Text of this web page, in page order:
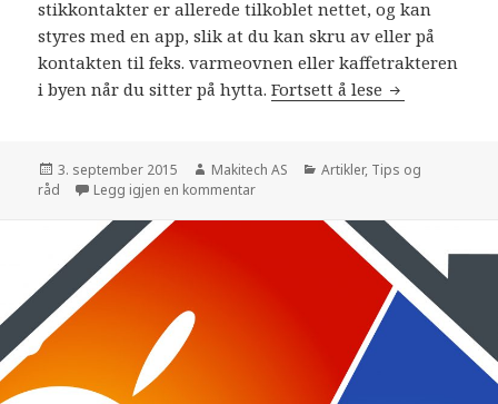
stikkontakter er allerede tilkoblet nettet, og kan
styres med en app, slik at du kan skru av eller på
kontakten til feks. varmeovnen eller kaffetrakteren
i byen når du sitter på hytta.Fortsett å lese Styr
Publisert
3. september 2015 Forfatter
Makitech AS Kategorier
Artikler, Tips og
råd
Legg igjen en kommentar